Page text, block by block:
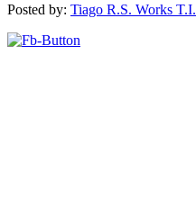
Posted by: Tiago R.S. Works T.I.